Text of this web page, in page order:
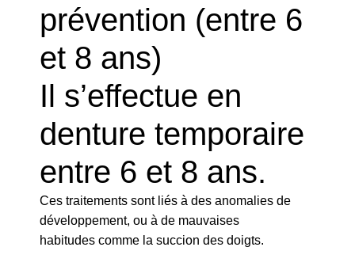
prévention (entre 6
et 8 ans)
Il s’effectue en
denture temporaire
entre 6 et 8 ans.
Ces traitements sont liés à des anomalies de
développement, ou à de mauvaises
habitudes comme la succion des doigts.